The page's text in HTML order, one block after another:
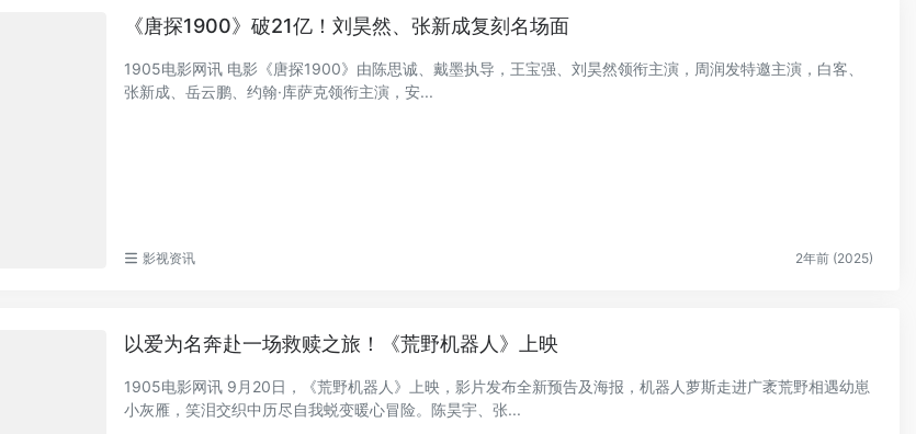
《唐探1900》破21亿！刘昊然、张新成复刻名场面
1905电影网讯 电影《唐探1900》由陈思诚、戴墨执导，王宝强、刘昊然领衔主演，周润发特邀主演，白客、
张新成、岳云鹏、约翰·库萨克领衔主演，安...
影视资讯 2年前 (2025)
以爱为名奔赴一场救赎之旅！《荒野机器人》上映
1905电影网讯 9月20日，《荒野机器人》上映，影片发布全新预告及海报，机器人萝斯走进广袤荒野相遇幼崽
小灰雁，笑泪交织中历尽自我蜕变暖心冒险。陈昊宇、张...